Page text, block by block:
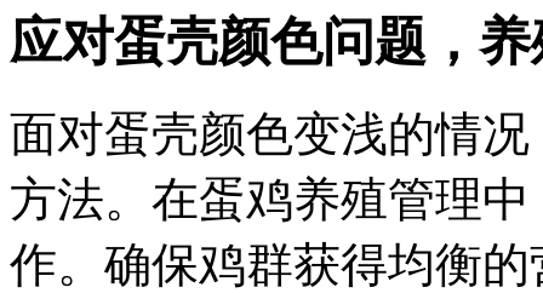
应对蛋壳颜色问题，
面对蛋壳颜色变浅的情
方法。在蛋鸡养殖管理
作。确保鸡群获得均衡